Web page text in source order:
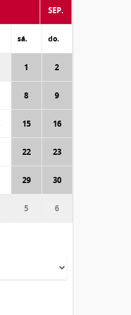
SEP.
sá. do.
1 2
8 9
15 16
22 23
29 30
5 6